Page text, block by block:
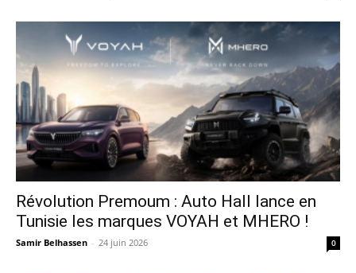
Révolution Premoum : Auto Hall lance en
Tunisie les marques VOYAH et MHERO !
Samir Belhassen - 24 juin 2026 0